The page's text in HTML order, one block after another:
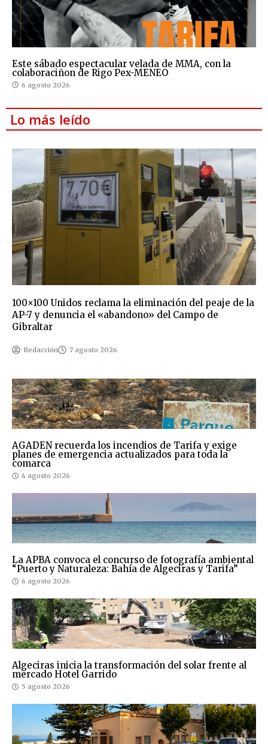
Este sábado espectacular velada de MMA, con la
colaboraciñon de Rigo Pex-MENEO
6 agosto 2026
Lo más leído
100×100 Unidos reclama la eliminación del peaje de la
AP-7 y denuncia el «abandono» del Campo de
Gibraltar
Redacción 7 agosto 2026
AGADEN recuerda los incendios de Tarifa y exige
planes de emergencia actualizados para toda la
comarca
4 agosto 2026
La APBA convoca el concurso de fotografía ambiental
“Puerto y Naturaleza: Bahía de Algeciras y Tarifa”
6 agosto 2026
Algeciras inicia la transformación del solar frente al
mercado Hotel Garrido
5 agosto 2026